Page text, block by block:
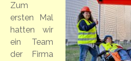
Zum
ersten Mal
hatten wir
ein Team
der Firma